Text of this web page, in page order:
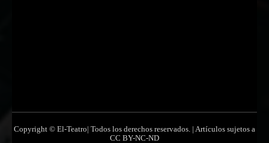
Copyright © El-Teatro| Todos los derechos reservados. | Artículos sujetos a
CC BY-NC-ND